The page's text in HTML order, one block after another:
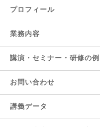
プロフィール
業務内容
講演・セミナー・研修の例
お問い合わせ
講義データ